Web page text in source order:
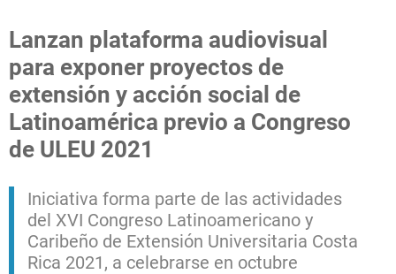
Lanzan plataforma audiovisual
para exponer proyectos de
extensión y acción social de
Latinoamérica previo a Congreso
de ULEU 2021
Iniciativa forma parte de las actividades
del XVI Congreso Latinoamericano y
Caribeño de Extensión Universitaria Costa
Rica 2021, a celebrarse en octubre